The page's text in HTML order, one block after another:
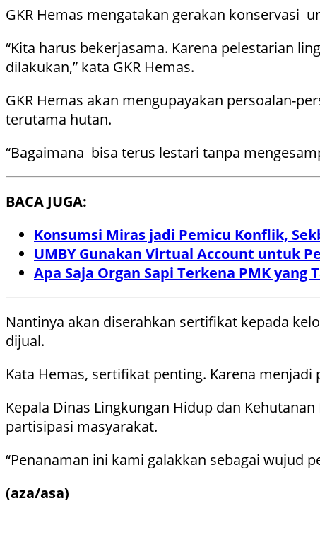
GKR Hemas mengatakan gerakan konservasi
“Kita harus bekerjasama. Karena pelestarian
dilakukan,” kata GKR Hemas.
GKR Hemas akan mengupayakan persoalan-
terutama hutan.
“Bagaimana bisa terus lestari tanpa
BACA JUGA:
Konsumsi Miras jadi Pemicu Konflik,
UMBY Gunakan Virtual Account untuk
Apa Saja Organ Sapi Terkena PMK yang
Nantinya akan diserahkan sertifikat kepada
dijual.
Kata Hemas, sertifikat penting. Karena
Kepala Dinas Lingkungan Hidup dan
partisipasi masyarakat.
“Penanaman ini kami galakkan sebagai wujud
(aza/asa)